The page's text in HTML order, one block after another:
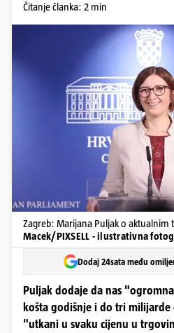
Čitanje članka: 2 min
Zagreb: Marijana Puljak o aktualnim
Macek/PIXSELL - ilustrativna
Dodaj 24sata među
Puljak dodaje da nas
košta godišnje i do tri
"utkani u svaku cijenu u